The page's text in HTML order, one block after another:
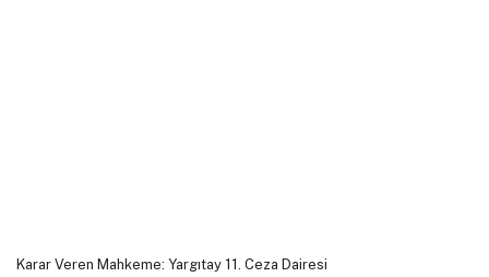
Karar Veren Mahkeme: Yargıtay 11. Ceza Dairesi